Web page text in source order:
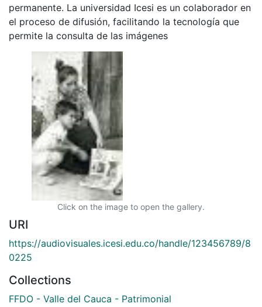
permanente. La universidad Icesi es un colaborador en
el proceso de difusión, facilitando la tecnología que
permite la consulta de las imágenes
Click on the image to open the gallery.
URI
https://audiovisuales.icesi.edu.co/handle/123456789/8
0225
Collections
FFDO - Valle del Cauca - Patrimonial